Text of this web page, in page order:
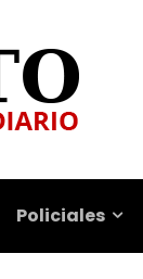
Policiales